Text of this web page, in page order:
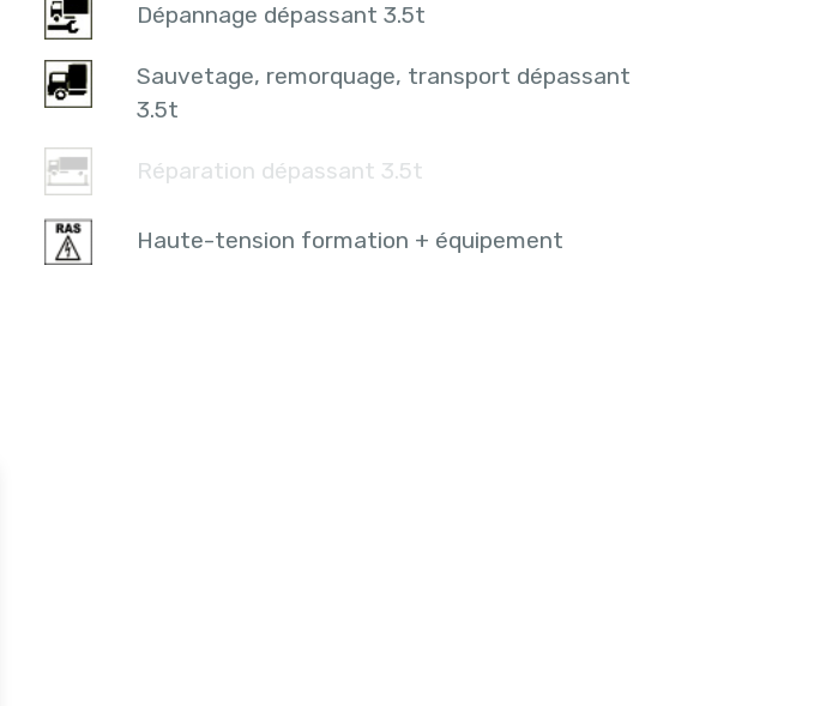
Dépannage dépassant 3.5t
Sauvetage, remorquage, transport dépassant
3.5t
Réparation dépassant 3.5t
Haute-tension formation + équipement